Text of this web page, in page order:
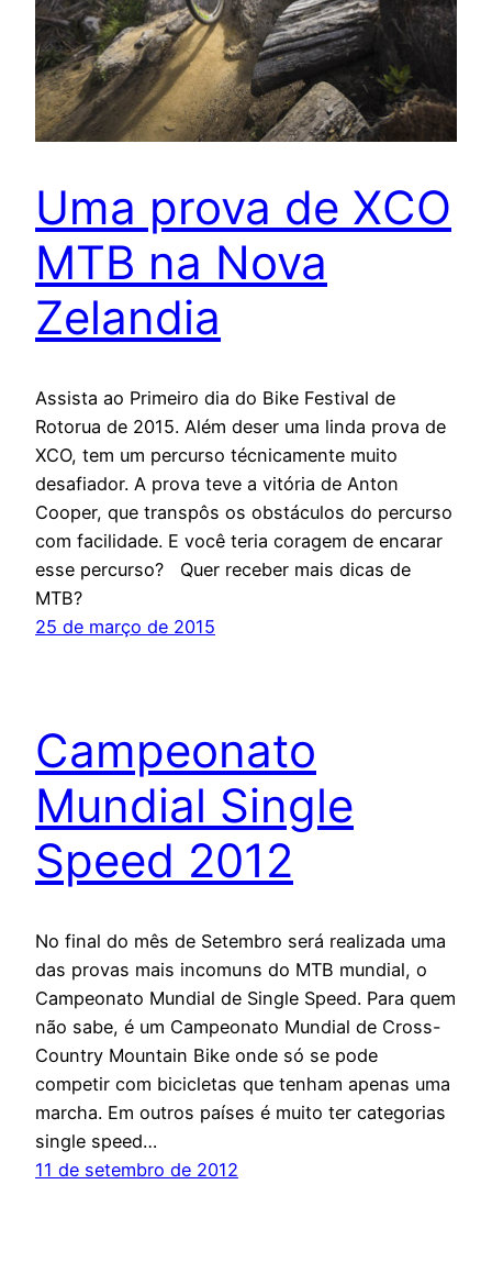
Uma prova de XCO
MTB na Nova
Zelandia
Assista ao Primeiro dia do Bike Festival de
Rotorua de 2015. Além deser uma linda prova de
XCO, tem um percurso técnicamente muito
desafiador. A prova teve a vitória de Anton
Cooper, que transpôs os obstáculos do percurso
com facilidade. E você teria coragem de encarar
esse percurso? Quer receber mais dicas de
MTB?
25 de março de 2015
Campeonato
Mundial Single
Speed 2012
No final do mês de Setembro será realizada uma
das provas mais incomuns do MTB mundial, o
Campeonato Mundial de Single Speed. Para quem
não sabe, é um Campeonato Mundial de Cross-
Country Mountain Bike onde só se pode
competir com bicicletas que tenham apenas uma
marcha. Em outros países é muito ter categorias
single speed…
11 de setembro de 2012